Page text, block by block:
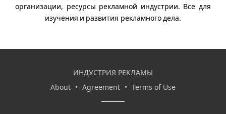
организации, ресурсы рекламной индустрии. Все для
изучения и развития рекламного дела.
ИНДУСТРИЯ РЕКЛАМЫ
About • Agreement • Terms of Use